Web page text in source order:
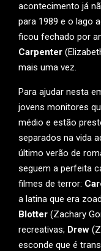
acontecimento já
para 1989 e o lago
ficou fechado por
Carpenter
mais uma vez.
Para ajudar nesta
jovens monitores
médio e estão
separados na vida
último verão de
seguem a perfeita
filmes de terror:
a latina que era
Blotter (Zachary
recreativas; Drew
esconde que é